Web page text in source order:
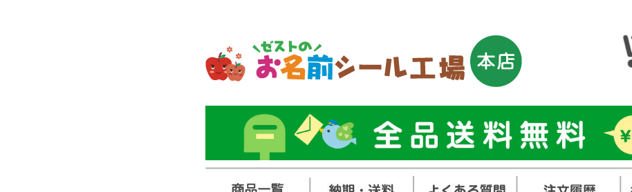
お名前シー
ル